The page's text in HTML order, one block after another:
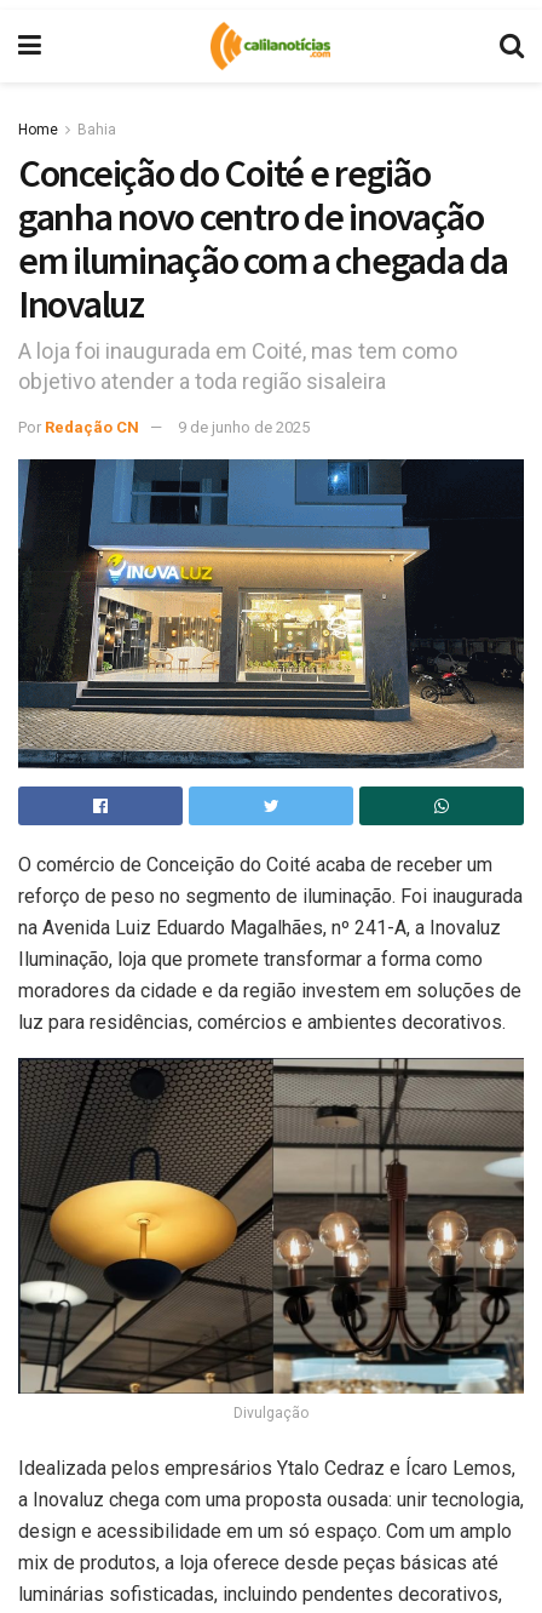
Home Bahia
Conceição do Coité e região
ganha novo centro de inovação
em iluminação com a chegada da
Inovaluz
A loja foi inaugurada em Coité, mas tem como
objetivo atender a toda região sisaleira
Por Redação CN 9 de junho de 2025
O comércio de Conceição do Coité acaba de receber um
reforço de peso no segmento de iluminação. Foi inaugurada
na Avenida Luiz Eduardo Magalhães, nº 241-A, a Inovaluz
Iluminação, loja que promete transformar a forma como
moradores da cidade e da região investem em soluções de
luz para residências, comércios e ambientes decorativos.
Divulgação
Idealizada pelos empresários Ytalo Cedraz e Ícaro Lemos,
a Inovaluz chega com uma proposta ousada: unir tecnologia,
design e acessibilidade em um só espaço. Com um amplo
mix de produtos, a loja oferece desde peças básicas até
luminárias sofisticadas, incluindo pendentes decorativos,